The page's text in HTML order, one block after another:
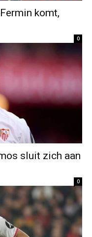
komt,
0
sluit zich aan
0